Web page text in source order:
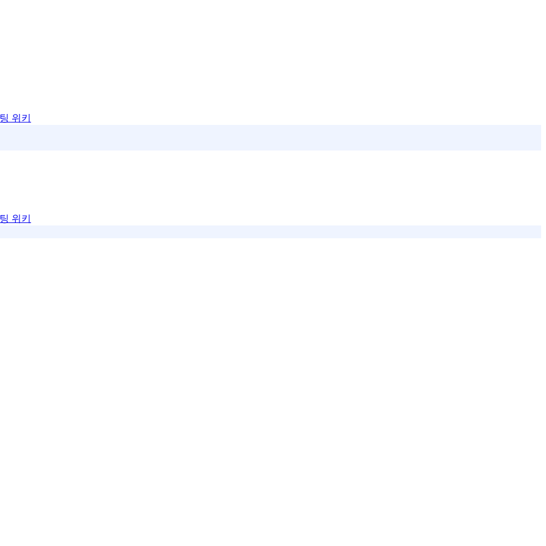
위키
위키